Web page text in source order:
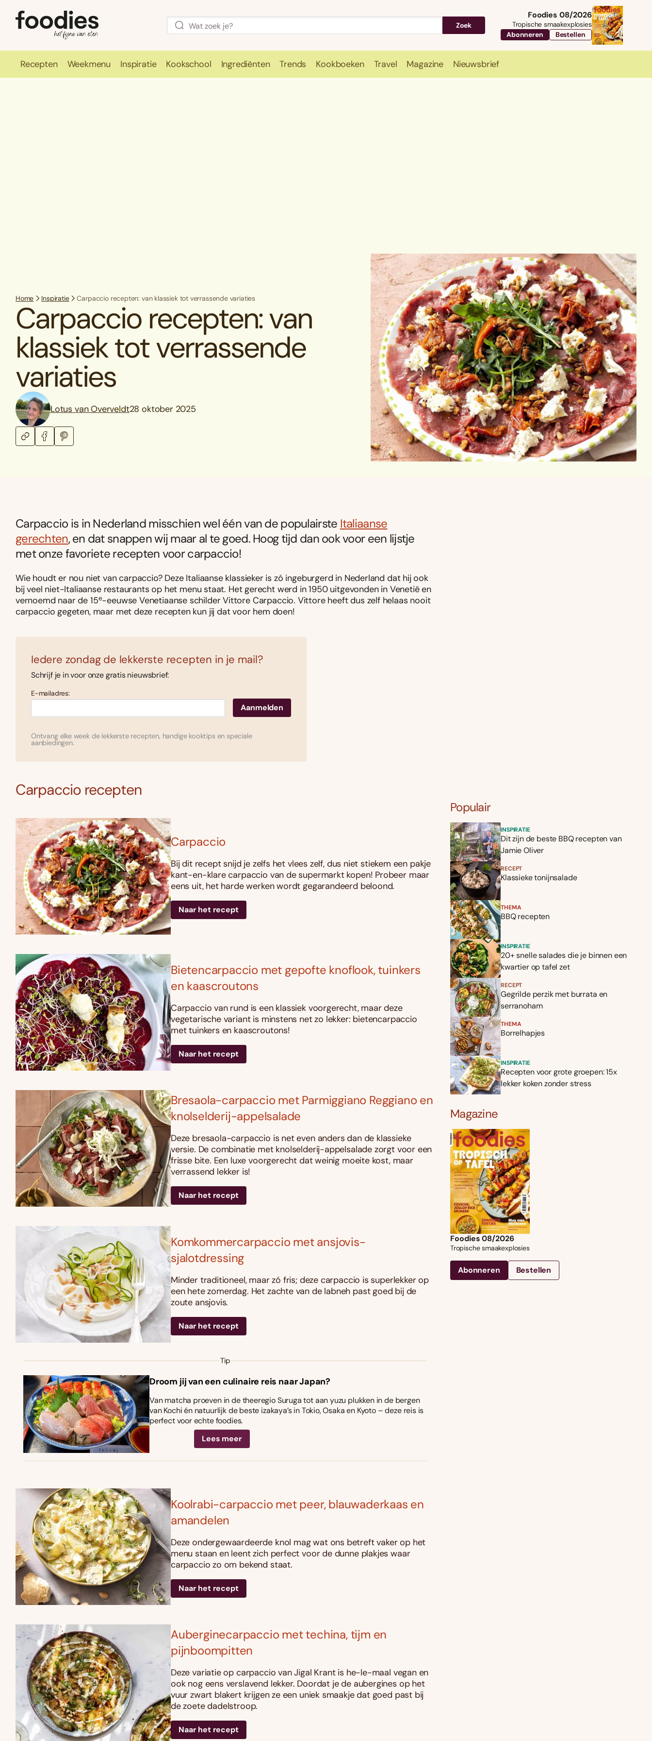
Zoek
Foodies 08/2026
Tropische smaakexplosies
Abonneren
Bestellen
Recepten Weekmenu Inspiratie Kookschool Ingrediënten Trends Kookboeken Travel Magazine Nieuwsbrief
Home Inspiratie Carpaccio recepten: van klassiek tot verrassende variaties
Carpaccio recepten: van
klassiek tot verrassende
variaties
Lotus van Overveldt28 oktober 2025
Carpaccio is in Nederland misschien wel één van de populairste Italiaanse
gerechten, en dat snappen wij maar al te goed. Hoog tijd dan ook voor een lijstje
met onze favoriete recepten voor carpaccio!
Wie houdt er nou niet van carpaccio? Deze Italiaanse klassieker is zó ingeburgerd in Nederland dat hij ook
bij veel niet-Italiaanse restaurants op het menu staat. Het gerecht werd in 1950 uitgevonden in Venetië en
vernoemd naar de 15e-eeuwse Venetiaanse schilder Vittore Carpaccio. Vittore heeft dus zelf helaas nooit
carpaccio gegeten, maar met deze recepten kun jij dat voor hem doen!
Iedere zondag de lekkerste recepten in je mail?
Schrijf je in voor onze gratis nieuwsbrief:
E-mailadres:
Ontvang elke week de lekkerste recepten, handige kooktips en speciale
aanbiedingen.
Carpaccio recepten
Carpaccio
Bij dit recept snijd je zelfs het vlees zelf, dus niet stiekem een pakje
kant-en-klare carpaccio van de supermarkt kopen! Probeer maar
eens uit, het harde werken wordt gegarandeerd beloond.
Naar het recept
Bietencarpaccio met gepofte knoflook, tuinkers
en kaascroutons
Carpaccio van rund is een klassiek voorgerecht, maar deze
vegetarische variant is minstens net zo lekker: bietencarpaccio
met tuinkers en kaascroutons!
Naar het recept
Bresaola-carpaccio met Parmiggiano Reggiano en
knolselderij-appelsalade
Deze bresaola-carpaccio is net even anders dan de klassieke
versie. De combinatie met knolselderij-appelsalade zorgt voor een
frisse bite. Een luxe voorgerecht dat weinig moeite kost, maar
verrassend lekker is!
Naar het recept
Komkommercarpaccio met ansjovis-
sjalotdressing
Minder traditioneel, maar zó fris; deze carpaccio is superlekker op
een hete zomerdag. Het zachte van de labneh past goed bij de
zoute ansjovis.
Naar het recept
Tip
Droom jij van een culinaire reis naar Japan?
Van matcha proeven in de theeregio Suruga tot aan yuzu plukken in de bergen
van Kochi én natuurlijk de beste izakaya’s in Tokio, Osaka en Kyoto – deze reis is
perfect voor echte foodies.
Lees meer
Koolrabi-carpaccio met peer, blauwaderkaas en
amandelen
Deze ondergewaardeerde knol mag wat ons betreft vaker op het
menu staan en leent zich perfect voor de dunne plakjes waar
carpaccio zo om bekend staat.
Naar het recept
Auberginecarpaccio met techina, tijm en
pijnboompitten
Deze variatie op carpaccio van Jigal Krant is he-le-maal vegan en
ook nog eens verslavend lekker. Doordat je de aubergines op het
vuur zwart blakert krijgen ze een uniek smaakje dat goed past bij
de zoete dadelstroop.
Naar het recept
Populair
INSPIRATIE
Dit zijn de beste BBQ recepten van
Jamie Oliver
RECEPT
Klassieke tonijnsalade
THEMA
BBQ recepten
INSPIRATIE
20+ snelle salades die je binnen een
kwartier op tafel zet
RECEPT
Gegrilde perzik met burrata en
serranoham
THEMA
Borrelhapjes
INSPIRATIE
Recepten voor grote groepen: 15x
lekker koken zonder stress
Magazine
Foodies 08/2026
Tropische smaakexplosies
Abonneren Bestellen